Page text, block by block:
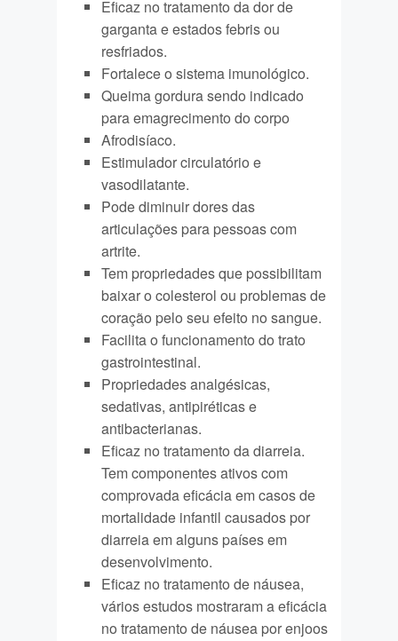
Eficaz no tratamento da dor de
garganta e estados febris ou
resfriados.
Fortalece o sistema imunológico.
Queima gordura sendo indicado
para emagrecimento do corpo
Afrodisíaco.
Estimulador circulatório e
vasodilatante.
Pode diminuir dores das
articulações para pessoas com
artrite.
Tem propriedades que possibilitam
baixar o colesterol ou problemas de
coração pelo seu efeito no sangue.
Facilita o funcionamento do trato
gastrointestinal.
Propriedades analgésicas,
sedativas, antipiréticas e
antibacterianas.
Eficaz no tratamento da diarreia.
Tem componentes ativos com
comprovada eficácia em casos de
mortalidade infantil causados por
diarreia em alguns países em
desenvolvimento.
Eficaz no tratamento de náusea,
vários estudos mostraram a eficácia
no tratamento de náusea por enjoos